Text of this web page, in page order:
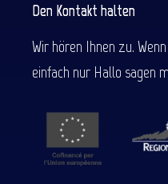
Den Kontakt halten
Wir hören Ihnen zu.
einfach nur Hallo sagen